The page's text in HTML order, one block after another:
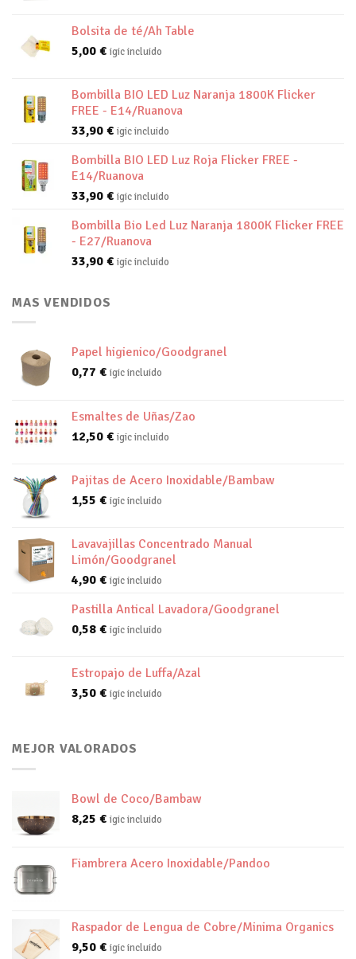
Bolsita de té/Ah Table
5,00 € igic incluido
Bombilla BIO LED Luz Naranja 1800K Flicker
FREE - E14/Ruanova
33,90 € igic incluido
Bombilla BIO LED Luz Roja Flicker FREE -
E14/Ruanova
33,90 € igic incluido
Bombilla Bio Led Luz Naranja 1800K Flicker FREE
- E27/Ruanova
33,90 € igic incluido
MAS VENDIDOS
Papel higienico/Goodgranel
0,77 € igic incluido
Esmaltes de Uñas/Zao
12,50 € igic incluido
Pajitas de Acero Inoxidable/Bambaw
1,55 € igic incluido
Lavavajillas Concentrado Manual
Limón/Goodgranel
4,90 € igic incluido
Pastilla Antical Lavadora/Goodgranel
0,58 € igic incluido
Estropajo de Luffa/Azal
3,50 € igic incluido
MEJOR VALORADOS
Bowl de Coco/Bambaw
8,25 € igic incluido
Fiambrera Acero Inoxidable/Pandoo
Raspador de Lengua de Cobre/Minima Organics
9,50 € igic incluido